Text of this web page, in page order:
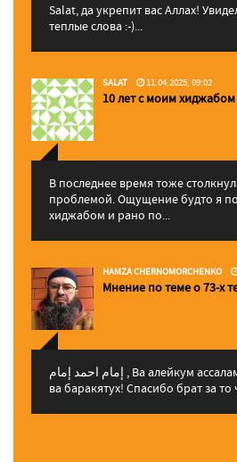
Salat, да укрепит вас Аллаx!
теплые слова :-)...
SALAT 11.04.2025, 09:02
10 лет с моим хиджабом
В последнее время тоже
проблемой. Ощущение будто я
хиджабом и рано по...
HAMZA CHERNOMORCHENKO
Мнение по теме о 73-х
إمام احمد إمام , Ва алейкум ассалам ва рахматуЛлахи
ва баракятух! Спасибо брат за